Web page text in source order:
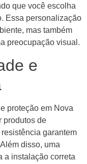
que você escolha
Essa personalização
mas também
preocupação visual.
e
proteção em Nova
produtos de
garantem
disso, uma
a instalação correta